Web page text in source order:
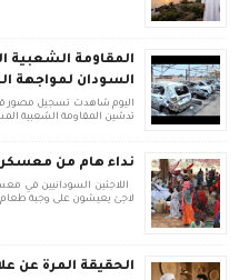
المقاومة
السودان لمواجهة
اليوم شاهدت تسجيل مصور
تدشين المقاومة الشعبية
نداء هام من معسكر
لاجئ يعيشون على وجبة
الحقيقة المرة عن